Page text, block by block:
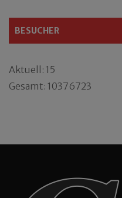
BESUCHER
Aktuell: 15
Gesamt: 10376723